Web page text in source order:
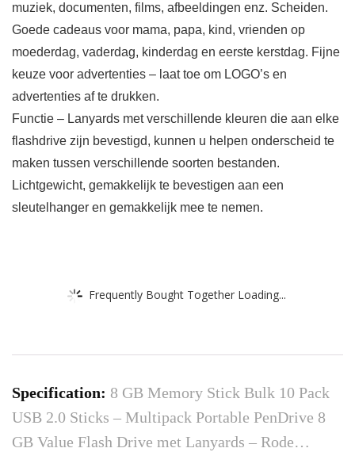
muziek, documenten, films, afbeeldingen enz. Scheiden.
Goede cadeaus voor mama, papa, kind, vrienden op
moederdag, vaderdag, kinderdag en eerste kerstdag. Fijne
keuze voor advertenties – laat toe om LOGO’s en
advertenties af te drukken.
Functie – Lanyards met verschillende kleuren die aan elke
flashdrive zijn bevestigd, kunnen u helpen onderscheid te
maken tussen verschillende soorten bestanden.
Lichtgewicht, gemakkelijk te bevestigen aan een
sleutelhanger en gemakkelijk mee te nemen.
Frequently Bought Together Loading...
Specification: 8 GB Memory Stick Bulk 10 Pack
USB 2.0 Sticks – Multipack Portable PenDrive 8
GB Value Flash Drive met Lanyards – Rode…